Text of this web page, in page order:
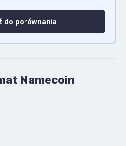
do porównania
Namecoin